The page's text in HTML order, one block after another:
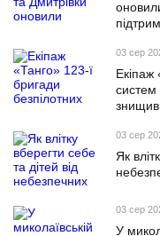
03 сер
Екіпаж
систем
03 сер
Як
03 сер
У